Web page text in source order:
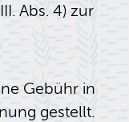
Abs. 4) zur
Gebühr in
gestellt.